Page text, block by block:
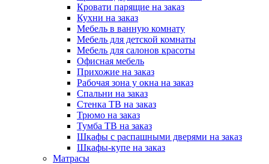
Кровати парящие на заказ
Кухни на заказ
Мебель в ванную комнату
Мебель для детской комнаты
Мебель для салонов красоты
Офисная мебель
Прихожие на заказ
Рабочая зона у окна на заказ
Спальни на заказ
Стенка ТВ на заказ
Трюмо на заказ
Тумба ТВ на заказ
Шкафы с распашными дверями на заказ
Шкафы-купе на заказ
Матрасы